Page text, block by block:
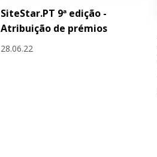
SiteStar.PT 9ª edição -
Atribuição de prémios
28.06.22